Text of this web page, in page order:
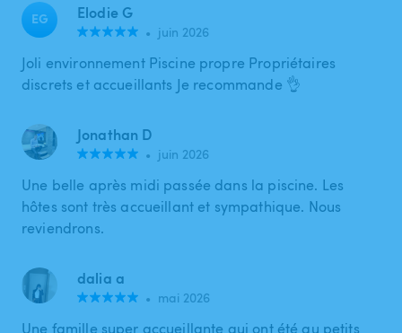
EG Elodie G
• juin 2026
Joli environnement Piscine propre Propriétaires
discrets et accueillants Je recommande 👌
Jonathan D
• juin 2026
Une belle après midi passée dans la piscine. Les
hôtes sont très accueillant et sympathique. Nous
reviendrons.
dalia a
• mai 2026
Une famille super accueillante qui ont été au petits